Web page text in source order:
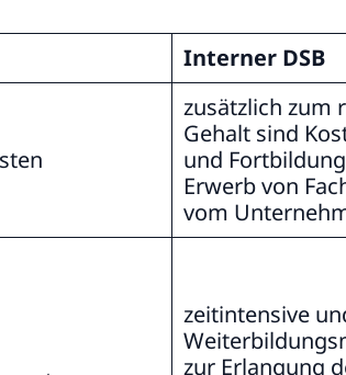
Interner DSB
zusätzlich zum
Gehalt sind
und
Erwerb von
vom
zeitintensive
zur Erlangung